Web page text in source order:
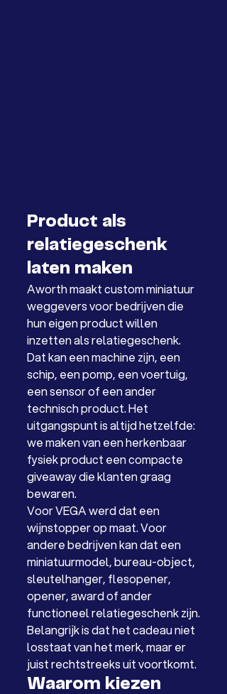
Product als
relatiegeschenk
laten maken
Aworth maakt custom miniatuur
weggevers voor bedrijven die
hun eigen product willen
inzetten als relatiegeschenk.
Dat kan een machine zijn, een
schip, een pomp, een voertuig,
een sensor of een ander
technisch product. Het
uitgangspunt is altijd hetzelfde:
we maken van een herkenbaar
fysiek product een compacte
giveaway die klanten graag
bewaren.
Voor VEGA werd dat een
wijnstopper op maat. Voor
andere bedrijven kan dat een
miniatuurmodel, bureau-object,
sleutelhanger, flesopener,
opener, award of ander
functioneel relatiegeschenk zijn.
Belangrijk is dat het cadeau niet
losstaat van het merk, maar er
juist rechtstreeks uit voortkomt.
Waarom kiezen